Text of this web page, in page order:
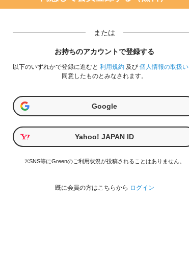
または
お持ちのアカウントで登録する
以下のいずれかで登録に進むと 利用規約 及び 個人情報の取扱い
同意したものとみなされます。
Google
Yahoo! JAPAN ID
※SNS等にGreenのご利用状況が投稿されることはありません。
既に会員の方はこちらから ログイン